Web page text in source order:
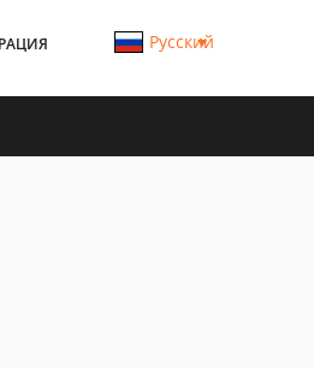
Русский